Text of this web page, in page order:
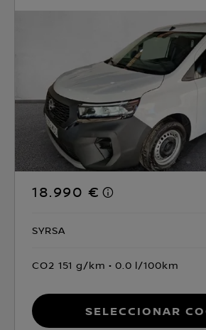
18.990 €
SYRSA
CO2 151 g/km 0.0 l/100km
Seleccionar